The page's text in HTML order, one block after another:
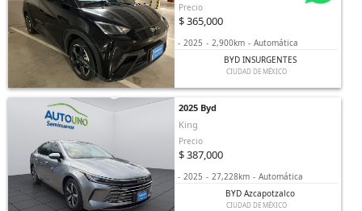
Precio
$ 365,000
- 2025 - 2,900km - Automática
BYD INSURGENTES
CIUDAD DE MÉXICO
2025 Byd
King
Precio
$ 387,000
- 2025 - 27,228km - Automática
BYD Azcapotzalco
CIUDAD DE MÉXICO